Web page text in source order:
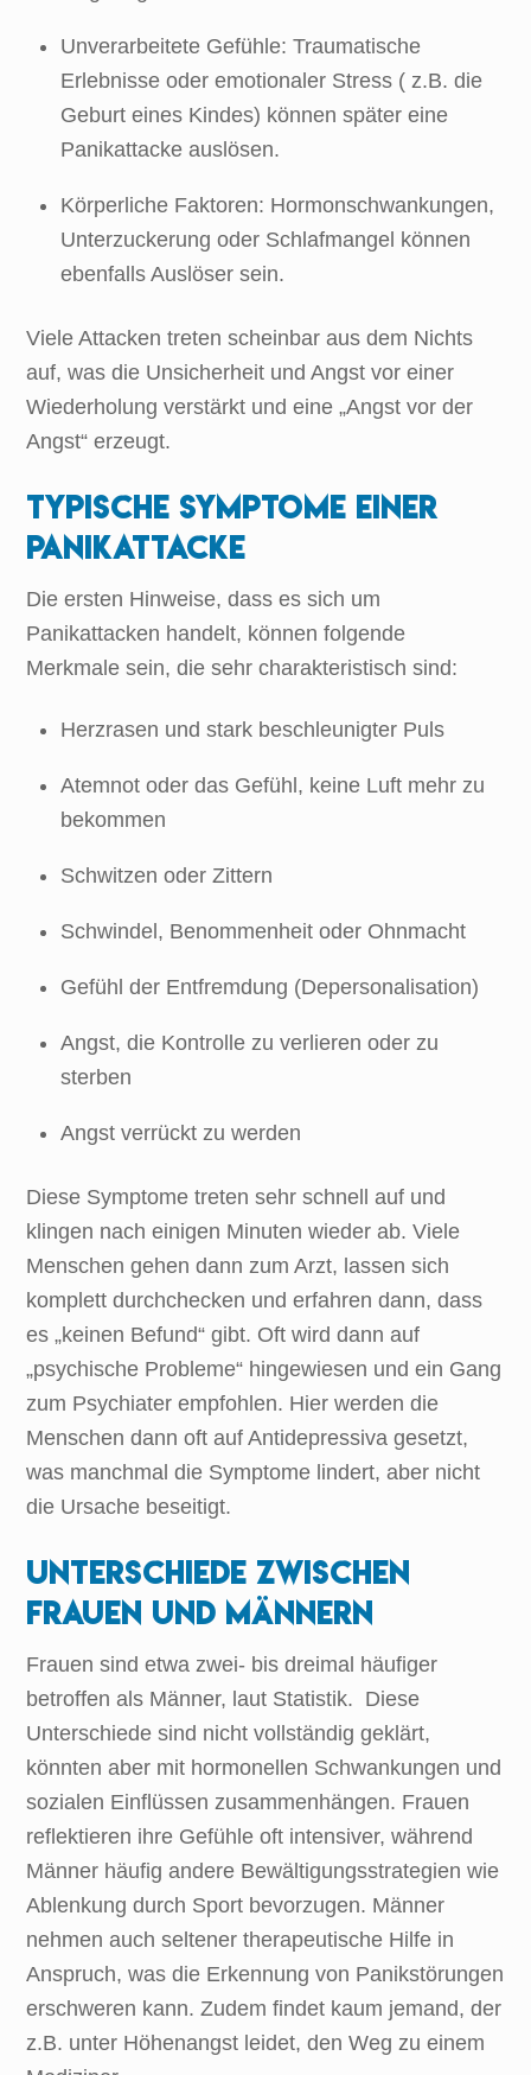
Unverarbeitete Gefühle: Traumatische
Erlebnisse oder emotionaler Stress ( z.B. die
Geburt eines Kindes) können später eine
Panikattacke auslösen.
Körperliche Faktoren: Hormonschwankungen,
Unterzuckerung oder Schlafmangel können
ebenfalls Auslöser sein.
Viele Attacken treten scheinbar aus dem Nichts
auf, was die Unsicherheit und Angst vor einer
Wiederholung verstärkt und eine „Angst vor der
Angst“ erzeugt.
Typische Symptome einer
Panikattacke
Die ersten Hinweise, dass es sich um
Panikattacken handelt, können folgende
Merkmale sein, die sehr charakteristisch sind:
Herzrasen und stark beschleunigter Puls
Atemnot oder das Gefühl, keine Luft mehr zu
bekommen
Schwitzen oder Zittern
Schwindel, Benommenheit oder Ohnmacht
Gefühl der Entfremdung (Depersonalisation)
Angst, die Kontrolle zu verlieren oder zu
sterben
Angst verrückt zu werden
Diese Symptome treten sehr schnell auf und
klingen nach einigen Minuten wieder ab. Viele
Menschen gehen dann zum Arzt, lassen sich
komplett durchchecken und erfahren dann, dass
es „keinen Befund“ gibt. Oft wird dann auf
„psychische Probleme“ hingewiesen und ein Gang
zum Psychiater empfohlen. Hier werden die
Menschen dann oft auf Antidepressiva gesetzt,
was manchmal die Symptome lindert, aber nicht
die Ursache beseitigt.
Unterschiede zwischen
Frauen und Männern
Frauen sind etwa zwei- bis dreimal häufiger
betroffen als Männer, laut Statistik. Diese
Unterschiede sind nicht vollständig geklärt,
könnten aber mit hormonellen Schwankungen und
sozialen Einflüssen zusammenhängen. Frauen
reflektieren ihre Gefühle oft intensiver, während
Männer häufig andere Bewältigungsstrategien wie
Ablenkung durch Sport bevorzugen. Männer
nehmen auch seltener therapeutische Hilfe in
Anspruch, was die Erkennung von Panikstörungen
erschweren kann. Zudem findet kaum jemand, der
z.B. unter Höhenangst leidet, den Weg zu einem